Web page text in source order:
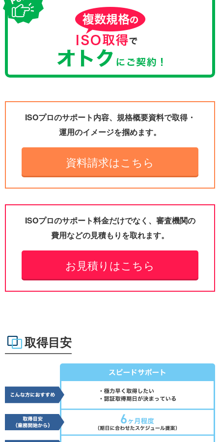
ISOプロのサポート内容、規格概要資料で取得・
運用のイメージを掴めます。
資料請求はこちら
ISOプロのサポート料金だけでなく、審査機関の
費用などの見積もりを取れます。
お見積りはこちら
取得目安